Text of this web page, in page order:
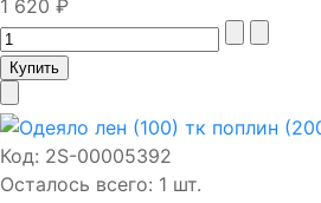
1 620 ₽
Код: 2S-00005392
Осталось всего: 1 шт.